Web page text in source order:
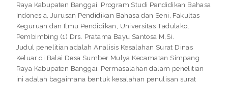
Raya Kabupaten Banggai. Program Studi Pendidikan Bahasa
Indonesia, Jurusan Pendidikan Bahasa dan Seni, Fakultas
Keguruan dan Ilmu Pendidikan, Universitas Tadulako.
Pembimbing (1) Drs. Pratama Bayu Santosa M,Si.
Judul penelitian adalah Analisis Kesalahan Surat Dinas
Keluar di Balai Desa Sumber Mulya Kecamatan Simpang
Raya Kabupaten Banggai. Permasalahan dalam penelitian
ini adalah bagaimana bentuk kesalahan penulisan surat